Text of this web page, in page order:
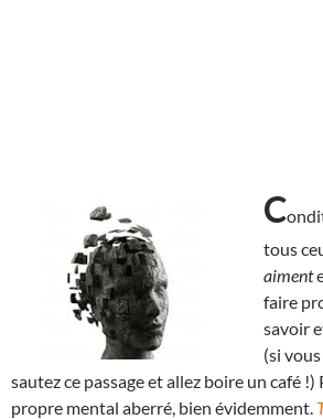
C
tous
aiment
faire
savoir
(si
sautez ce passage et allez boire un café !)
propre mental aberré, bien évidemment.